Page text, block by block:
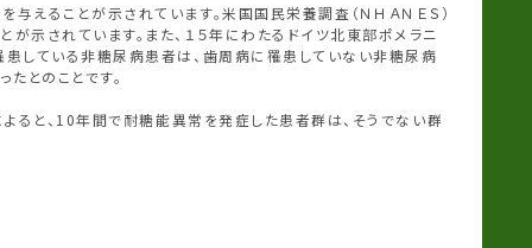
ることが示されています。米国国民栄養調査（ＮＨＡＮＥＳ）
が示されています。また、１５年にわたるドイツ北東部ポメラニ
患している非糖尿病患者は、歯周病に罹患していない非糖尿病
とのことです。
よると、10年間で耐糖能異常を発症した患者群は、そうでない群